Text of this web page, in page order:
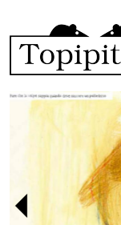
Precedente